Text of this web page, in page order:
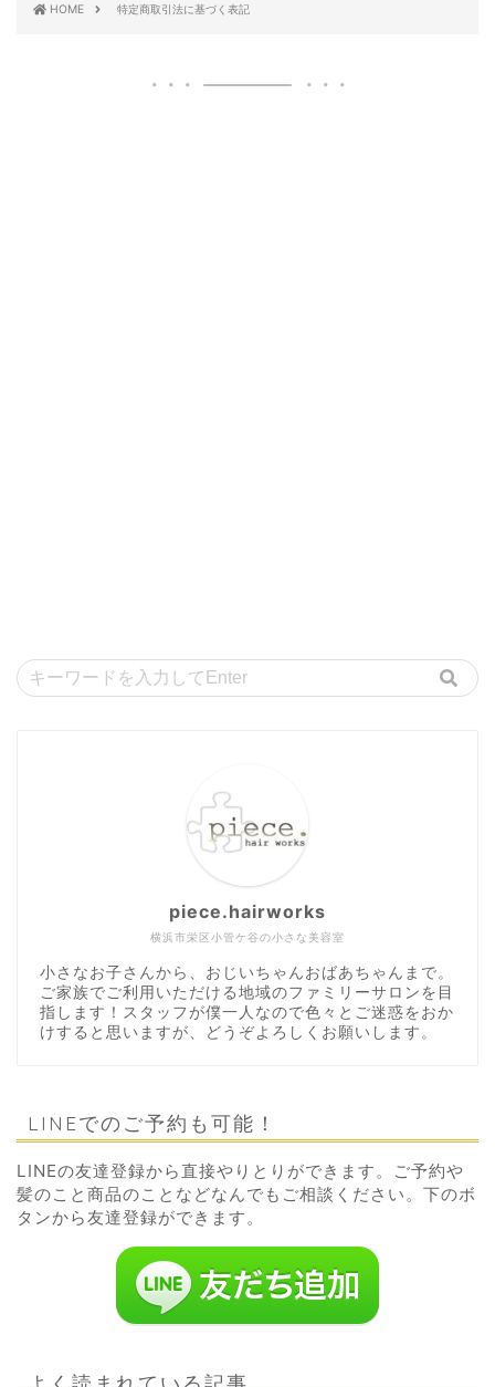
HOME 特定商取引法に基づく表記
横浜市栄区小管ケ谷の小さな美容室
piece.hairworks
小さなお子さんから、おじいちゃんおばあちゃんまで。
ご家族でご利用いただける地域のファミリーサロンを目
指します！スタッフが僕一人なので色々とご迷惑をおか
けすると思いますが、どうぞよろしくお願いします。
LINEでのご予約も可能！
LINEの友達登録から直接やりとりができます。ご予約や
髪のこと商品のことなどなんでもご相談ください。下のボ
タンから友達登録ができます。